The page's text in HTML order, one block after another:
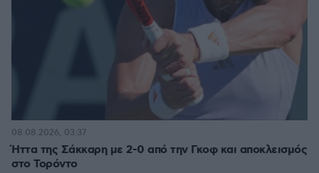
Ήττα της Σάκκαρη με 2-0 από την Γκοφ και αποκλεισμός
στο Τορόντο
08.08.2026, 03:37